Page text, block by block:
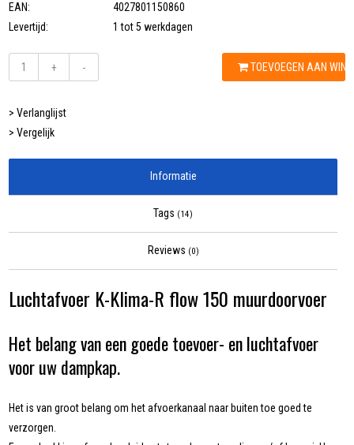
EAN:
4027801150860
Levertijd:
1 tot 5 werkdagen
+ - TOEVOEGEN AAN
> Verlanglijst
> Vergelijk
Informatie
Tags (14)
Reviews (0)
Luchtafvoer K-Klima-R flow 150 muurdoorvoer
Het belang van een goede toevoer- en luchtafvoer
voor uw dampkap.
Het is van groot belang om het afvoerkanaal naar buiten toe goed te
verzorgen.